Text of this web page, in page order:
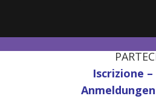
Iscrizione
Anmeldungen